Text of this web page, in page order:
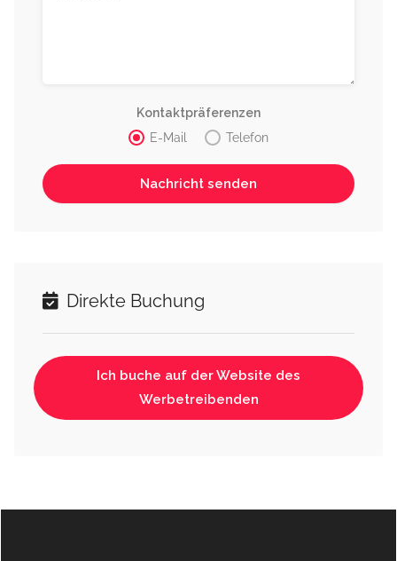
Kontaktpräferenzen
E-Mail
Telefon
Direkte Buchung
Ich buche auf der Website des
Werbetreibenden